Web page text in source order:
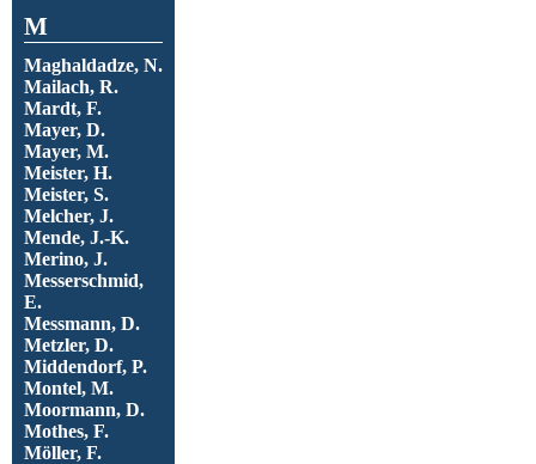
M
Maghaldadze, N.
Mailach, R.
Mardt, F.
Mayer, D.
Mayer, M.
Meister, H.
Meister, S.
Melcher, J.
Mende, J.-K.
Merino, J.
Messerschmid,
E.
Messmann, D.
Metzler, D.
Middendorf, P.
Montel, M.
Moormann, D.
Mothes, F.
Möller, F.